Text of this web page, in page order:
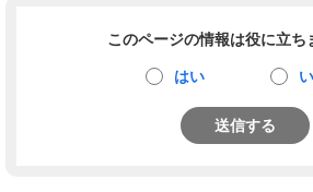
このページの情報は役に立ち
はい
送信する